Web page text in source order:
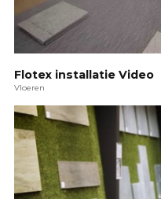
Flotex installatie Video
Vloeren